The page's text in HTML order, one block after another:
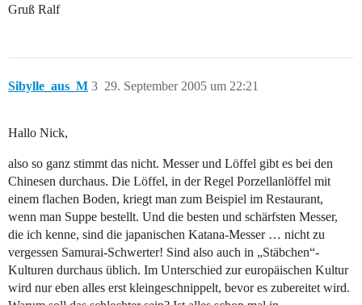
Gruß Ralf
Sibylle_aus_M 29. September 2005 um 22:21
3
Hallo Nick,
also so ganz stimmt das nicht. Messer und Löffel gibt es bei den
Chinesen durchaus. Die Löffel, in der Regel Porzellanlöffel mit
einem flachen Boden, kriegt man zum Beispiel im Restaurant,
wenn man Suppe bestellt. Und die besten und schärfsten Messer,
die ich kenne, sind die japanischen Katana-Messer … nicht zu
vergessen Samurai-Schwerter! Sind also auch in „Stäbchen“-
Kulturen durchaus üblich. Im Unterschied zur europäischen Kultur
wird nur eben alles erst kleingeschnippelt, bevor es zubereitet wird.